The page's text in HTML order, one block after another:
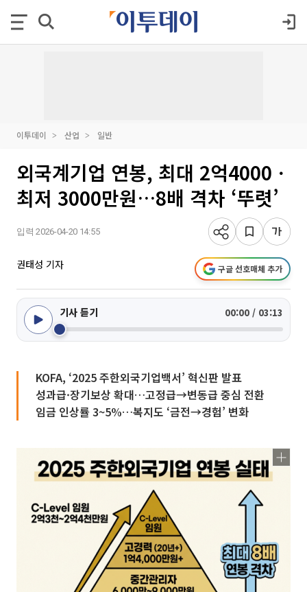
이투데이 산업 일반
외국계기업 연봉, 최대 2억4000ㆍ
최저 3000만원…8배 격차 ‘뚜렷’
입력 2026-04-20 14:55
권태성 기자 구글 선호매체 추가
기사 듣기 00:00 / 03:13
KOFA, ‘2025 주한외국기업백서’ 혁신판 발표
성과급·장기보상 확대…고정급→변동급 중심 전환
임금 인상률 3~5%…복지도 ‘금전→경험’ 변화